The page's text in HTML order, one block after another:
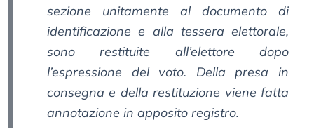
sezione unitamente al documento di
identificazione e alla tessera elettorale,
sono restituite all’elettore dopo
l’espressione del voto. Della presa in
consegna e della restituzione viene fatta
annotazione in apposito registro.